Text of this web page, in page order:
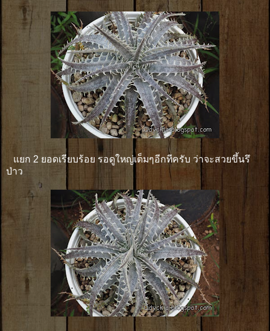
แยก 2 ยอดเรียบร้อย รอดูใหญ่เต็มๆอีกทีครับ ว่าจะสวยขึ้นรึ
ป่าว